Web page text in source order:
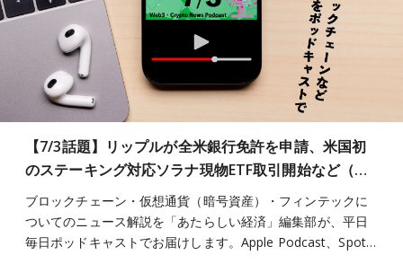
【7/3話題】リップルが全米銀行免許を申請、米国初
のステーキング対応ソラナ現物ETF取引開始など（…
ブロックチェーン・仮想通貨（暗号資産）・フィンテックに
ついてのニュース解説を「あたらしい経済」編集部が、平日
毎日ポッドキャストでお届けします。Apple Podcast、Spot…